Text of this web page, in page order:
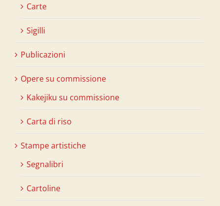
Carte
Sigilli
Publicazioni
Opere su commissione
Kakejiku su commissione
Carta di riso
Stampe artistiche
Segnalibri
Cartoline